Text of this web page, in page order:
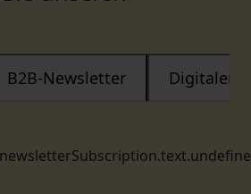
B2B-Newsletter Digitaler